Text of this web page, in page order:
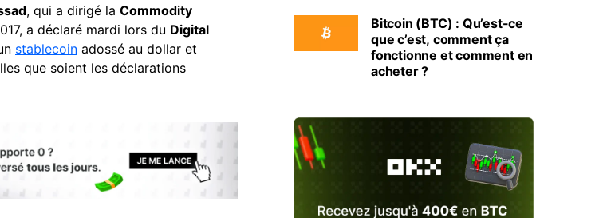
, qui a dirigé la Commodity
a déclaré mardi lors du Digital
stablecoin adossé au dollar et
que soient les déclarations
Bitcoin (BTC) : Qu’est-ce
que c’est, comment ça
fonctionne et comment en
acheter ?